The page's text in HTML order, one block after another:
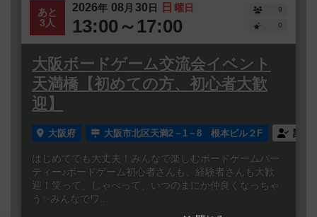
あと
3人
2026年 08 月 30日 日 曜日
13:00～17:00
9
0
大阪ボードゲーム交流会イベント
天満橋【初めての方、初心者大歓
迎】
大阪府 大阪市北区天満2－1－8 根本ビル２F 誰で
はじめてでも大丈夫！みんなで楽しむボードゲームパー
ティー♪ボードゲーム初心者さんも、経験者さんも大歓
迎！笑って、しゃべって、いつのまにか仲良くなっちゃ
う✨みんなでワ...